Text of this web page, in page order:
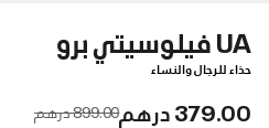
UA فيلوسيتي برو
حذاء للرجال والنساء
379.00 درهم Price reduced from
899.00 درهم to